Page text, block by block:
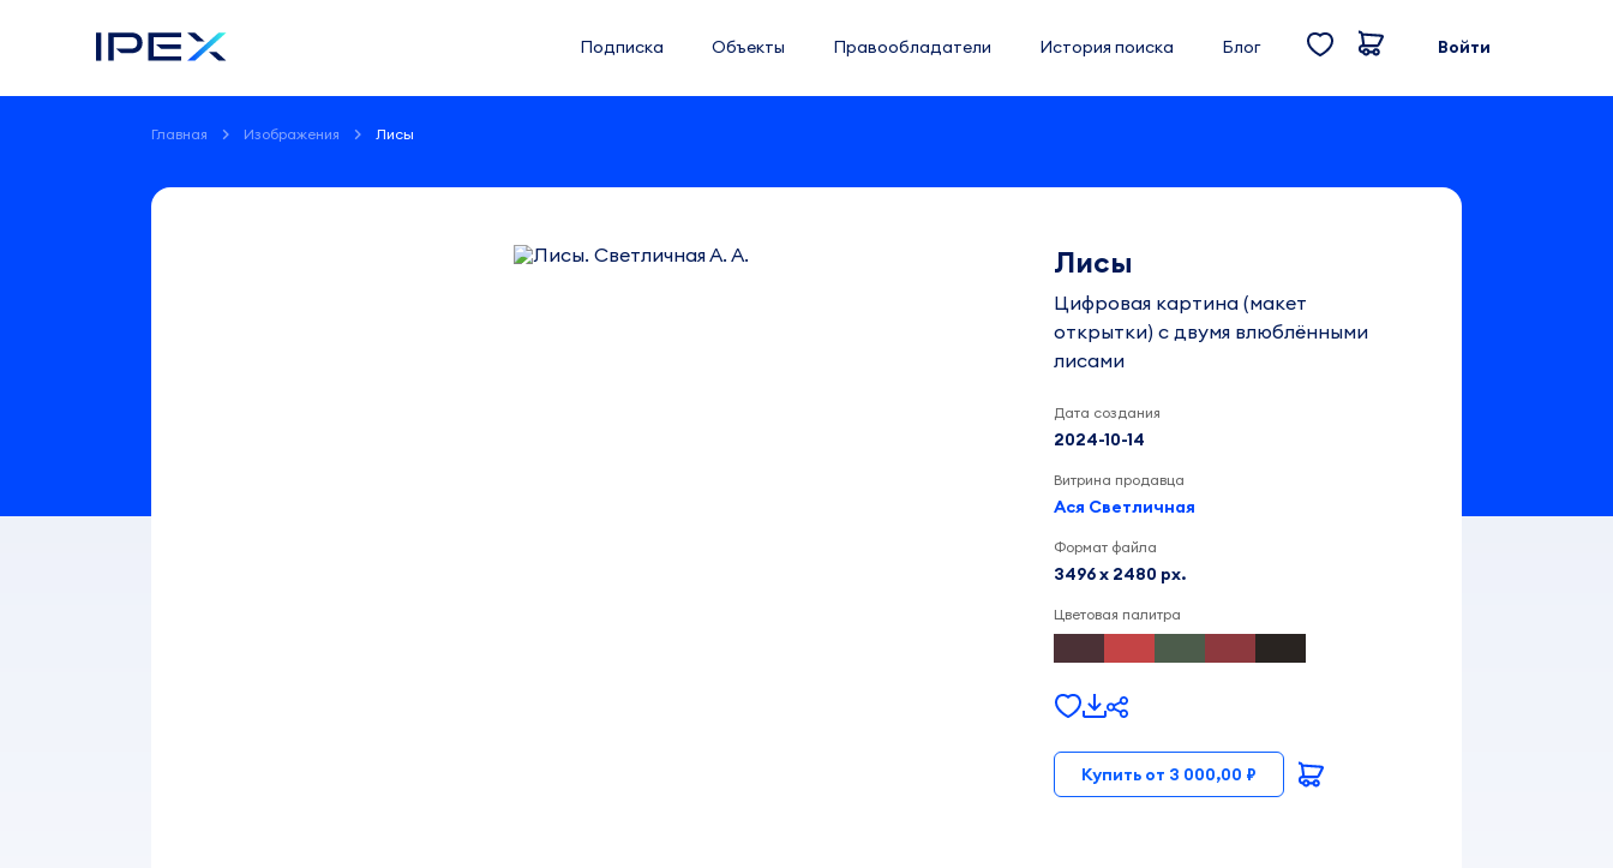
Подписка Объекты Правообладатели История поиска Блог Войти
Главная Изображения Лисы
Лисы
Цифровая картина (макет
открытки) с двумя влюблёнными
лисами
Дата создания
2024-10-14
Витрина продавца
Ася Светличная
Формат файла
3496 x 2480 px.
Цветовая палитра
Купить от 3 000,00 ₽